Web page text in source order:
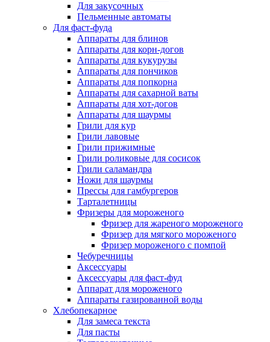
Для закусочных
Пельменные автоматы
Для фаст-фуда
Аппараты для блинов
Аппараты для корн-догов
Аппараты для кукурузы
Аппараты для пончиков
Аппараты для попкорна
Аппараты для сахарной ваты
Аппараты для хот-догов
Аппараты для шаурмы
Грили для кур
Грили лавовые
Грили прижимные
Грили роликовые для сосисок
Грили саламандра
Ножи для шаурмы
Прессы для гамбургеров
Тарталетницы
Фризеры для мороженого
Фризер для жареного мороженого
Фризер для мягкого мороженого
Фризер мороженого с помпой
Чебуречницы
Аксессуары
Аксессуары для фаст-фуд
Аппарат для мороженого
Аппараты газированной воды
Хлебопекарное
Для замеса текста
Для пасты